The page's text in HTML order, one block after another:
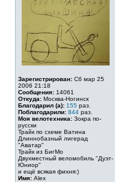
Зарегистрирован: Сб мар 25
2006 21:18
Сообщения: 14061
Откуда: Москва-Ногинск
Благодарил (а): 155 раз.
Поблагодарили: 844 раз.
Моя велотехника: Зокра по-
русски
Трайк по схеме Ватина
Длиннобазный лигерад
"Аватар"
Трайк из БигМо
Двухместный веломобиль "Дуэт-
Юниор"
и ещё всякая фихня:)
Имя: Alex